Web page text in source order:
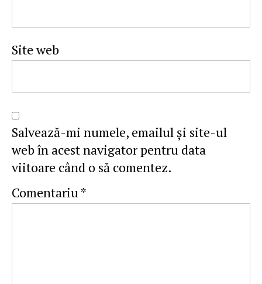
Site web
Salvează-mi numele, emailul și site-ul
web în acest navigator pentru data
viitoare când o să comentez.
Comentariu*